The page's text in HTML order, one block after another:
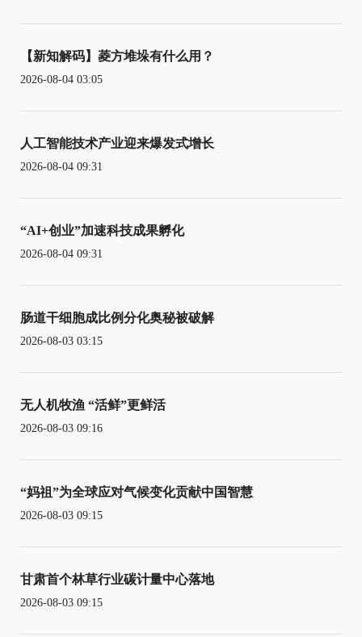
【新知解码】菱方堆垛有什么用？
2026-08-04 03:05
人工智能技术产业迎来爆发式增长
2026-08-04 09:31
“AI+创业”加速科技成果孵化
2026-08-04 09:31
肠道干细胞成比例分化奥秘被破解
2026-08-03 03:15
无人机牧渔 “活鲜”更鲜活
2026-08-03 09:16
“妈祖”为全球应对气候变化贡献中国智慧
2026-08-03 09:15
甘肃首个林草行业碳计量中心落地
2026-08-03 09:15